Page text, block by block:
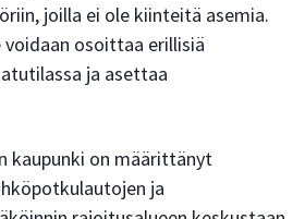
joilla ei ole kiinteitä asemia.
osoittaa erillisiä
ja asettaa
kaupunki on määrittänyt
ja